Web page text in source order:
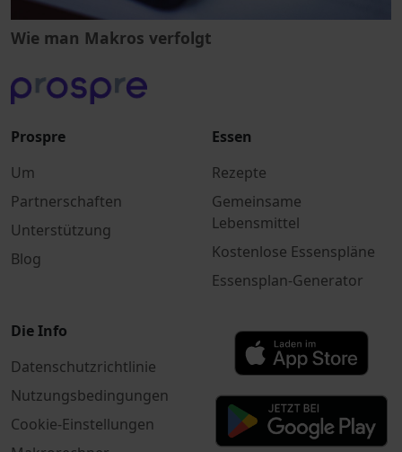
Wie man Makros verfolgt
Prospre
Um
Partnerschaften
Unterstützung
Blog
Essen
Rezepte
Gemeinsame
Lebensmittel
Kostenlose Essenspläne
Essensplan-Generator
Die Info
Datenschutzrichtlinie
Nutzungsbedingungen
Cookie-Einstellungen